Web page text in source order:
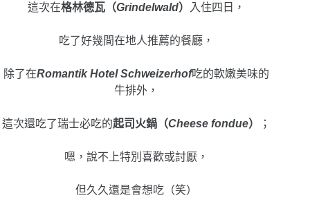
這次在格林德瓦（Grindelwald） 入住四日，
吃了好幾間在地人推薦的餐廳，
除了在Romantik Hotel Schweizerhof吃的軟嫩美味的
牛排外，
這次還吃了瑞士必吃的起司火鍋（Cheese fondue） ；
嗯，說不上特別喜歡或討厭，
但久久還是會想吃（笑）